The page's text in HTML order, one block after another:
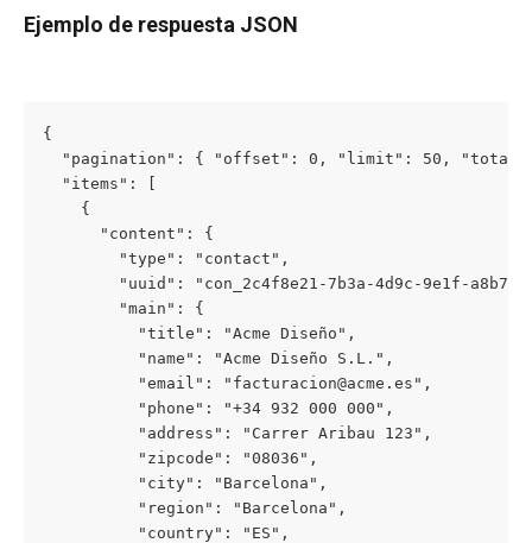
Ejemplo de respuesta JSON
{
"pagination": { "offset": 0, "limit": 50,
  "items": [
    {
      "content": {
        "type": "contact",
"uuid": "con_2c4f8e21-7b3a-4d9c-9e1f-
        "main": {
          "title": "Acme Diseño",
          "name": "Acme Diseño S.L.",
          "email": "facturacion@acme.es",
          "phone": "+34 932 000 000",
          "address": "Carrer Aribau 123",
          "zipcode": "08036",
          "city": "Barcelona",
          "region": "Barcelona",
          "country": "ES",